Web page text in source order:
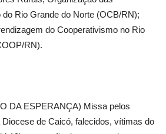
Rio Grande do Norte (OCB/RN);
do Cooperativismo no Rio
RN).
DA ESPERANÇA) Missa pelos
de Caicó, falecidos, vítimas do